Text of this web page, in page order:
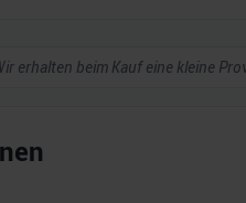
erhalten beim Kauf eine kleine